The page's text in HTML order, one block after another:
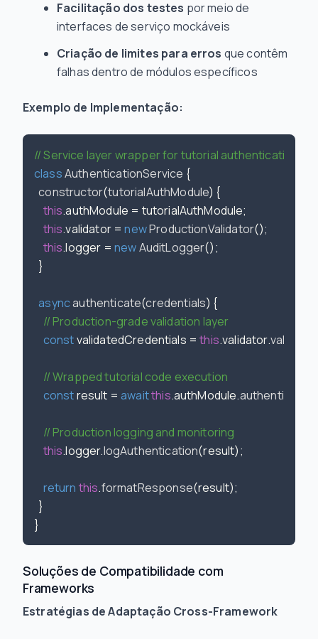
Facilitação dos testes por meio de
interfaces de serviço mockáveis
Criação de limites para erros que contêm
falhas dentro de módulos específicos
Exemplo de Implementação:
// Service layer wrapper for tutorial authentication
classAuthenticationService {
constructor(tutorialAuthModule) {
this.authModule = tutorialAuthModule;
this.validator = newProductionValidator();
this.logger = newAuditLogger();
  }
asyncauthenticate(credentials) {
// Production-grade validation layer
const validatedCredentials = this.validator.validate
// Wrapped tutorial code execution
const result = awaitthis.authModule.authenticate
// Production logging and monitoring
this.logger.logAuthentication(result);
return this.formatResponse(result);
  }
Soluções de Compatibilidade com
Frameworks
Estratégias de Adaptação Cross-Framework